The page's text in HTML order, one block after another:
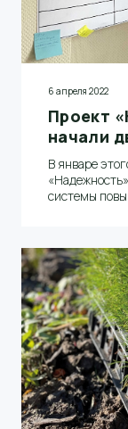
6 апреля 2022
Проект
начали
В январе
системы